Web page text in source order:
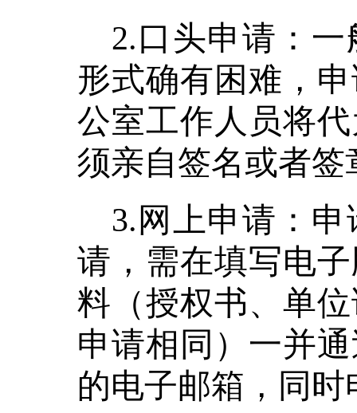
2.口头申请：
形式确有困难，
公室工作人员将
须亲自签名或者签
3.网上申请：
请，需在填写电
料（授权书、单
申请相同）一并
的电子邮箱，同